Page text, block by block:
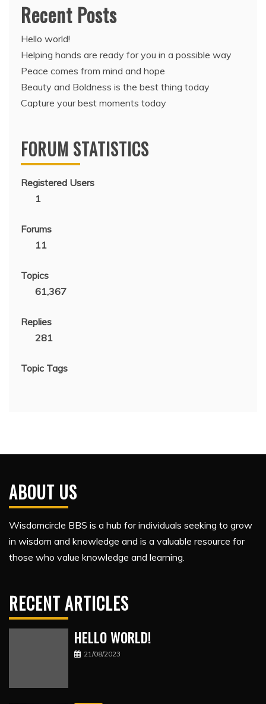
Recent Posts
Hello world!
Helping hands are ready for you in a possible way
Peace comes from mind and hope
Beauty and Boldness is the best thing today
Capture your best moments today
FORUM STATISTICS
Registered Users
1
Forums
11
Topics
61,367
Replies
281
Topic Tags
ABOUT US
Wisdomcircle BBS is a hub for individuals seeking to grow
in wisdom and knowledge and is a valuable resource for
those who value knowledge and learning.
RECENT ARTICLES
HELLO WORLD!
21/08/2023